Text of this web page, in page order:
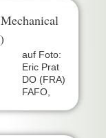
auf Foto:
Eric Prat
DO (FRA)
FAFO,